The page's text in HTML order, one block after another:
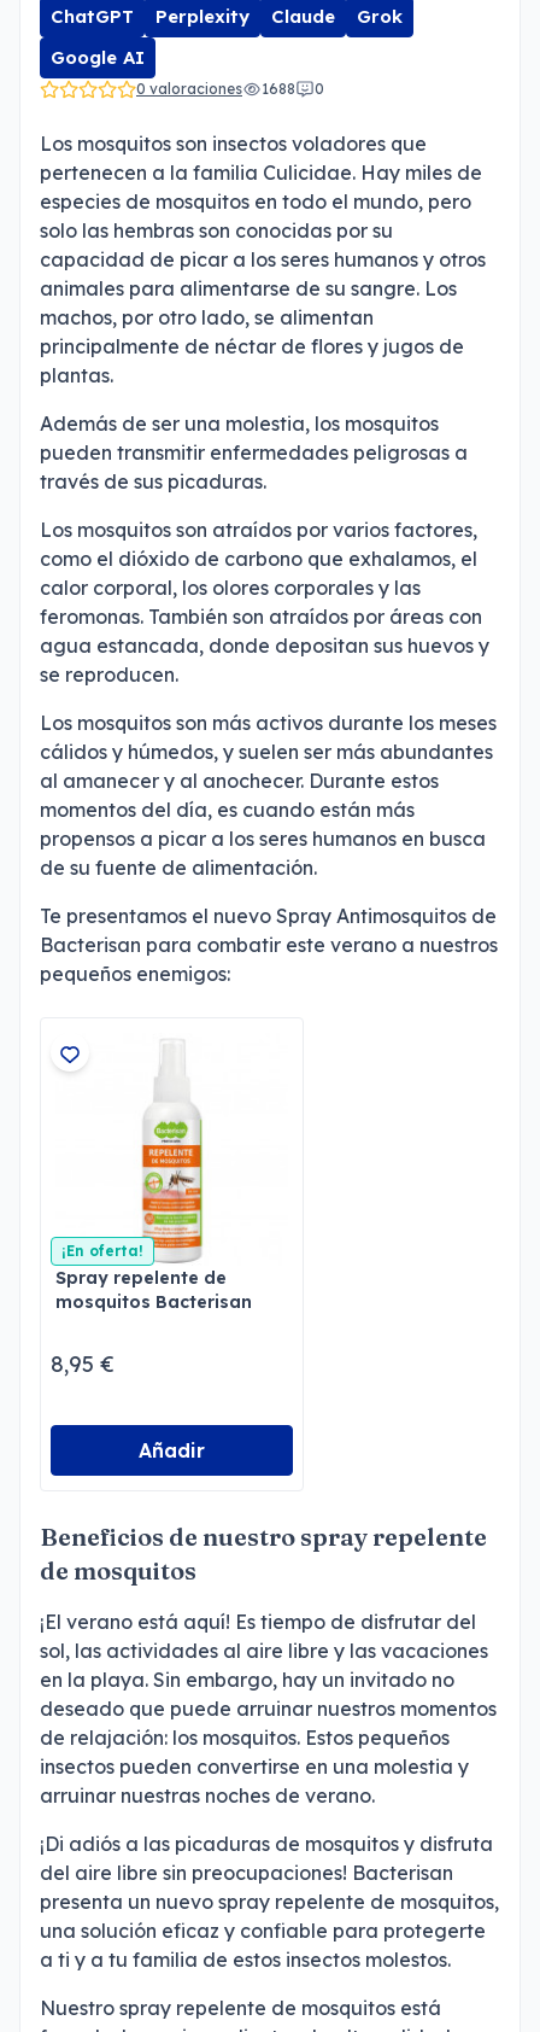
ChatGPT
Perplexity Claude
Grok
Google AI
0 valoraciones 1688 0
Los mosquitos son insectos voladores que
pertenecen a la familia Culicidae. Hay miles de
especies de mosquitos en todo el mundo, pero
solo las hembras son conocidas por su
capacidad de picar a los seres humanos y otros
animales para alimentarse de su sangre. Los
machos, por otro lado, se alimentan
principalmente de néctar de flores y jugos de
plantas.
Además de ser una molestia, los mosquitos
pueden transmitir enfermedades peligrosas a
través de sus picaduras.
Los mosquitos son atraídos por varios factores,
como el dióxido de carbono que exhalamos, el
calor corporal, los olores corporales y las
feromonas. También son atraídos por áreas con
agua estancada, donde depositan sus huevos y
se reproducen.
Los mosquitos son más activos durante los meses
cálidos y húmedos, y suelen ser más abundantes
al amanecer y al anochecer. Durante estos
momentos del día, es cuando están más
propensos a picar a los seres humanos en busca
de su fuente de alimentación.
Te presentamos el nuevo Spray Antimosquitos de
Bacterisan para combatir este verano a nuestros
pequeños enemigos:
¡En oferta!
Spray repelente de
mosquitos Bacterisan
8,95 €
Añadir
Beneficios de nuestro spray repelente
de mosquitos
¡El verano está aquí! Es tiempo de disfrutar del
sol, las actividades al aire libre y las vacaciones
en la playa. Sin embargo, hay un invitado no
deseado que puede arruinar nuestros momentos
de relajación: los mosquitos. Estos pequeños
insectos pueden convertirse en una molestia y
arruinar nuestras noches de verano.
¡Di adiós a las picaduras de mosquitos y disfruta
del aire libre sin preocupaciones! Bacterisan
presenta un nuevo spray repelente de mosquitos,
una solución eficaz y confiable para protegerte
a ti y a tu familia de estos insectos molestos.
Nuestro spray repelente de mosquitos está